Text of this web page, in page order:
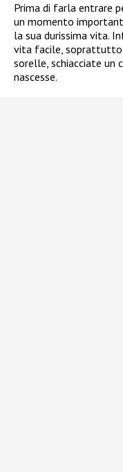
Prima di farla entrare
un momento
la sua durissima vita.
vita facile,
sorelle, schiacciate un
nascesse.